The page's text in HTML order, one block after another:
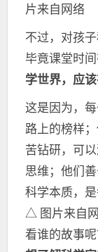
片来自网络
不过，对孩
毕竟课堂时间
学世界，应
这是因为，
路上的榜样
苦钻研，可
思维；他们
科学本质，
△ 图片来自
看谁的故事呢